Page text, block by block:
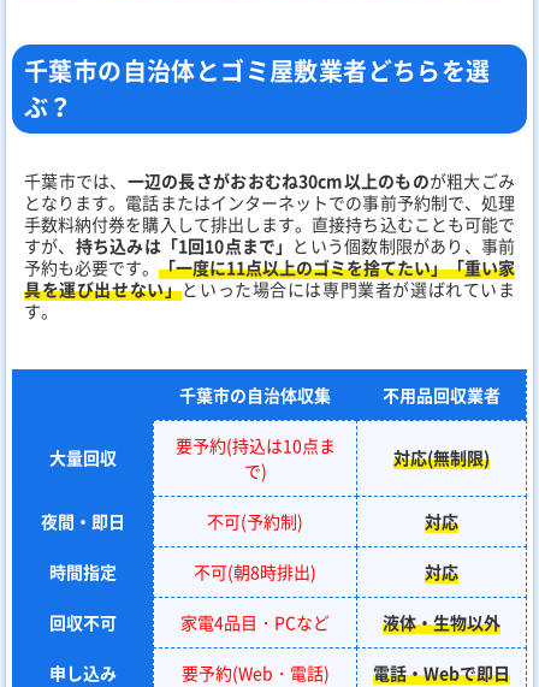
千葉市の自治体とゴミ屋敷業者どちらを選
ぶ？
千葉市では、 一辺の長さがおおむね30cm以上のものが粗大ごみ
となります。電話またはインターネットでの事前予約制で、処理
手数料納付券を購入して排出します。直接持ち込むことも可能で
すが、 持ち込みは「1回10点まで」 という個数制限があり、事前
予約も必要です。 「一度に11点以上のゴミを捨てたい」「重い家
具を運び出せない」といった場合には専門業者が選ばれていま
す。
千葉市の自治体収集 不用品回収業者
大量回収
要予約(持込は10点ま
で)
対応(無制限)
夜間・即日 不可(予約制) 対応
時間指定 不可(朝8時排出) 対応
回収不可 家電4品目・PCなど 液体・生物以外
申し込み 要予約(Web・電話) 電話・Webで即日